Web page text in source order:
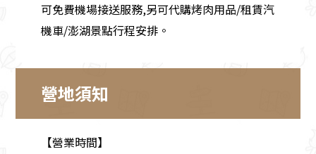
可免費機場接送服務,另可代購烤肉用品/租賃汽
機車/澎湖景點行程安排。
營地須知
【營業時間】